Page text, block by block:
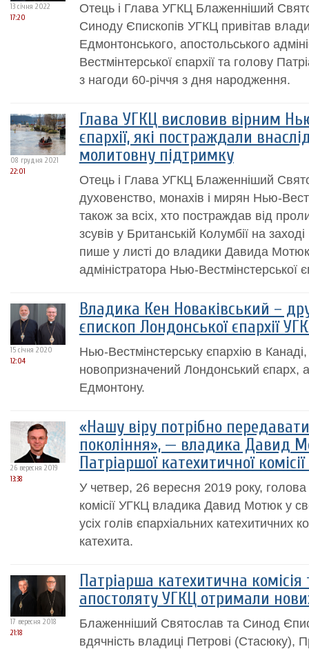
13 січня 2022
17:20
Отець і Глава УГКЦ Блаженніший
Синоду Єпископів УГКЦ привітав
Едмонтонського, апостольського
Вестмінтерської єпархії та голову
з нагоди 60-річчя з дня народження.
08 грудня 2021
22:01
Глава УГКЦ висловив вірним
єпархії, які постраждали
молитовну підтримку
Отець і Глава УГКЦ Блаженніший
духовенство, монахів і мирян Нью-
також за всіх, хто постраждав від
зсувів у Британській Колумбії на
пише у листі до владики Давида
адміністратора Нью-Вестмінстерської
15 січня 2020
12:04
Владика Кен Новаківський –
єпископ Лондонcької єпархії
Нью-Вестмінстерську єпархію в
новопризначений Лондонський єпарх,
Едмонтону.
26 вересня 2019
13:38
«Нашу віру потрібно
покоління», — владика Давид
Патріаршої катехитичної
У четвер, 26 вересня 2019 року, голова
комісії УГКЦ владика Давид Мотюк у
усіх голів єпархіальних катехитичних
катехита.
17 вересня 2018
21:18
Патріарша катехитична комісія
апостоляту УГКЦ отримали
Блаженніший Святослав та Синод
вдячність владиці Петрові (Стасюку),